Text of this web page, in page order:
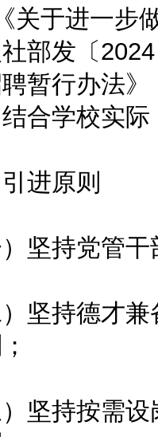
关于进一步
部发〔
暂行办法
合学校实
原则
持党管干
持德才兼
持按需设